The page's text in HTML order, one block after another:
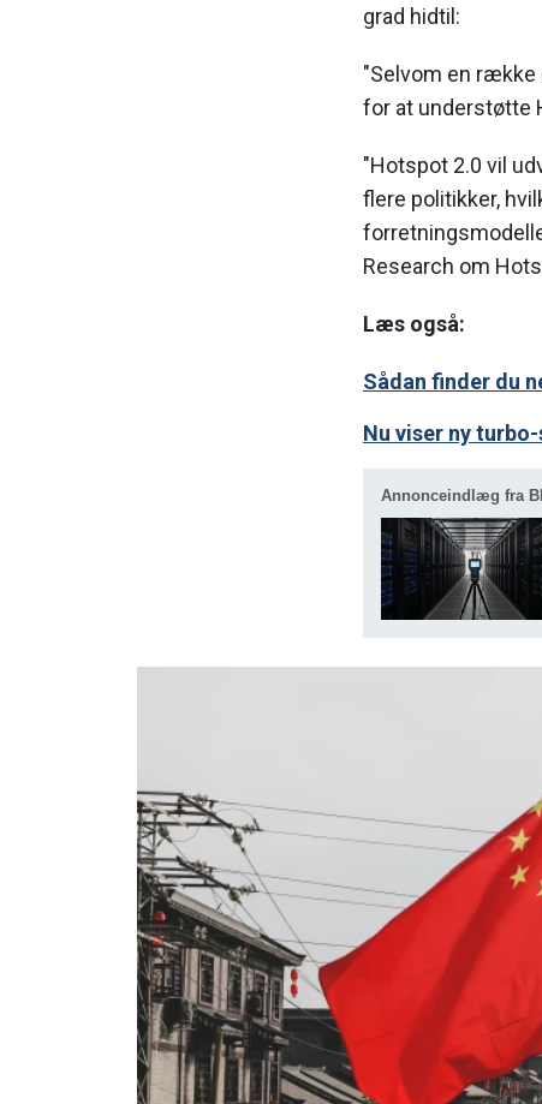
grad hidtil:
"Selvom en række
for at understøtte
"Hotspot 2.0 vil
flere politikker,
Research om
Læs også:
Sådan finder du
Nu viser ny
Annonceindlæg fra